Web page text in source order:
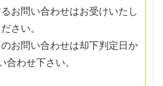
お問い合わせはお受けいたし
さい。
お問い合わせは却下判定日か
合わせ下さい。